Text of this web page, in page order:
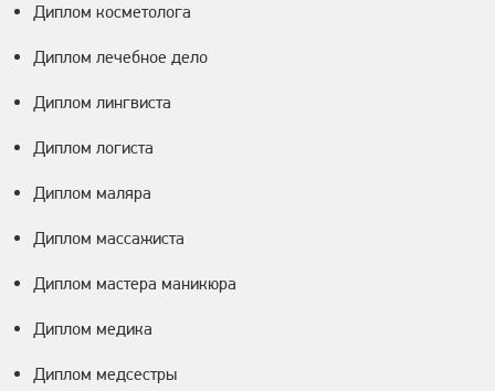
Диплом косметолога
Диплом лечебное дело
Диплом лингвиста
Диплом логиста
Диплом маляра
Диплом массажиста
Диплом мастера маникюра
Диплом медика
Диплом медсестры